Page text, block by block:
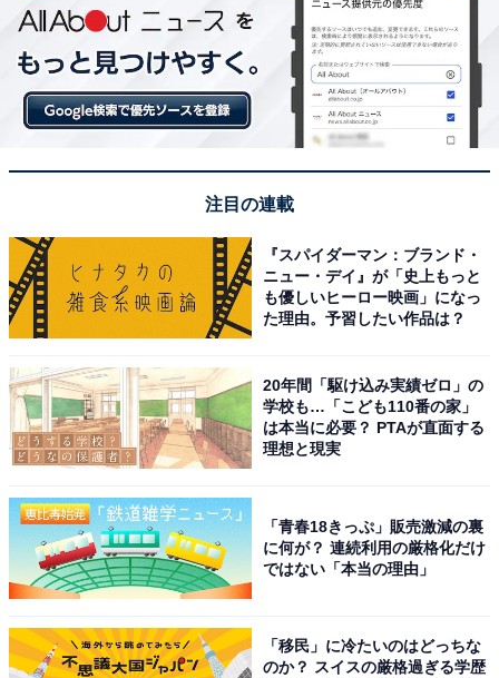
注目の連載
『スパイダーマン：ブランド・
ニュー・デイ』が「史上もっと
も優しいヒーロー映画」になっ
た理由。予習したい作品は？
20年間「駆け込み実績ゼロ」の
学校も…「こども110番の家」
は本当に必要？ PTAが直面する
理想と現実
「青春18きっぷ」販売激減の裏
に何が？ 連続利用の厳格化だけ
ではない「本当の理由」
「移民」に冷たいのはどっちな
のか？ スイスの厳格過ぎる学歴